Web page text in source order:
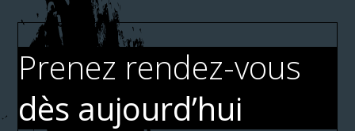
Prenez rendez-vous
dès aujourd’hui